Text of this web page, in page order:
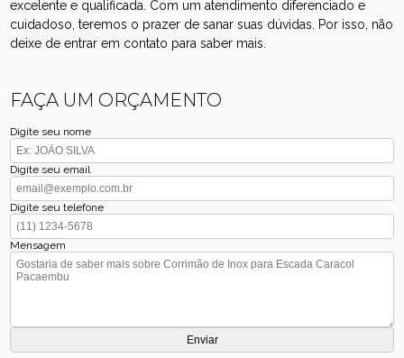
excelente e qualificada. Com um atendimento diferenciado e
cuidadoso, teremos o prazer de sanar suas dúvidas. Por isso, não
deixe de entrar em contato para saber mais.
FAÇA UM ORÇAMENTO
Digite seu nome
Digite seu email
Digite seu telefone
Mensagem